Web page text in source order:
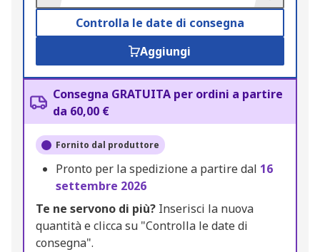
Controlla le date di consegna
Aggiungi
Consegna GRATUITA per ordini a partire
da 60,00 €
Fornito dal produttore
Pronto per la spedizione a partire dal 16
settembre 2026
Te ne servono di più? Inserisci la nuova
quantità e clicca su "Controlla le date di
consegna".